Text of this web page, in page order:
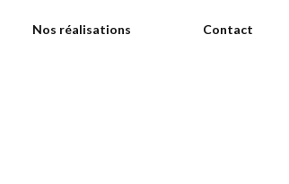
Nos réalisations Contact